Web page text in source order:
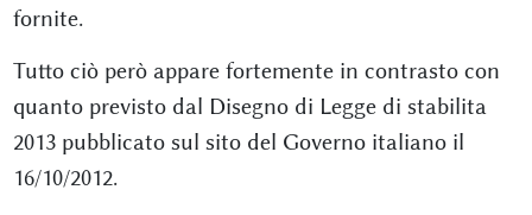
fornite.
Tutto ciò però appare fortemente in contrasto con
quanto previsto dal Disegno di Legge di stabilita
2013 pubblicato sul sito del Governo italiano il
16/10/2012.